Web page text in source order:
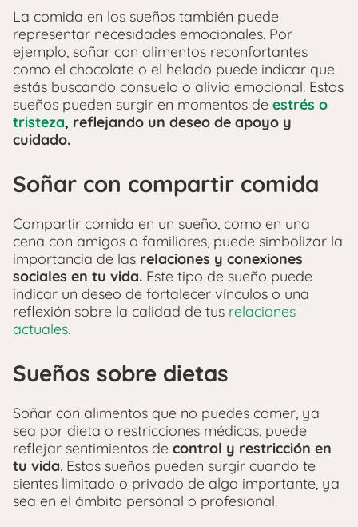
La comida en los sueños también puede
representar necesidades emocionales. Por
ejemplo, soñar con alimentos reconfortantes
como el chocolate o el helado puede indicar que
estás buscando consuelo o alivio emocional. Estos
sueños pueden surgir en momentos de estrés o
tristeza, reflejando un deseo de apoyo y
cuidado.
Soñar con compartir comida
Compartir comida en un sueño, como en una
cena con amigos o familiares, puede simbolizar la
importancia de las relaciones y conexiones
sociales en tu vida. Este tipo de sueño puede
indicar un deseo de fortalecer vínculos o una
reflexión sobre la calidad de tus relaciones
actuales.
Sueños sobre dietas
Soñar con alimentos que no puedes comer, ya
sea por dieta o restricciones médicas, puede
reflejar sentimientos de control y restricción en
tu vida. Estos sueños pueden surgir cuando te
sientes limitado o privado de algo importante, ya
sea en el ámbito personal o profesional.